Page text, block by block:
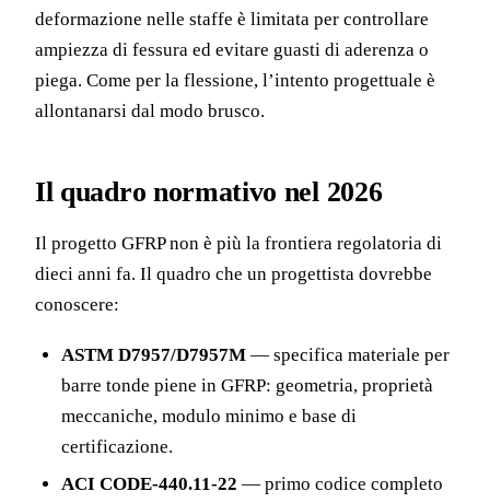
deformazione nelle staffe è limitata per controllare
ampiezza di fessura ed evitare guasti di aderenza o
piega. Come per la flessione, l’intento progettuale è
allontanarsi dal modo brusco.
Il quadro normativo nel 2026
Il progetto GFRP non è più la frontiera regolatoria di
dieci anni fa. Il quadro che un progettista dovrebbe
conoscere:
ASTM D7957/D7957M — specifica materiale per
barre tonde piene in GFRP: geometria, proprietà
meccaniche, modulo minimo e base di
certificazione.
ACI CODE-440.11-22 — primo codice completo